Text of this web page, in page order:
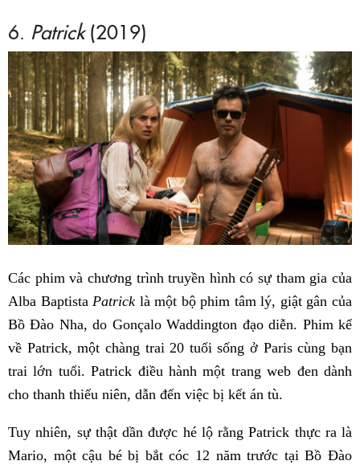
6. Patrick(2019)
Các phim và chương trình truyền hình có sự tham gia của
Alba Baptista Patrick là một bộ phim tâm lý, giật gân của
Bồ Đào Nha, do Gonçalo Waddington đạo diễn. Phim kể
về Patrick, một chàng trai 20 tuổi sống ở Paris cùng bạn
trai lớn tuổi. Patrick điều hành một trang web đen dành
cho thanh thiếu niên, dẫn đến việc bị kết án tù.
Tuy nhiên, sự thật dần được hé lộ rằng Patrick thực ra là
Mario, một cậu bé bị bắt cóc 12 năm trước tại Bồ Đào